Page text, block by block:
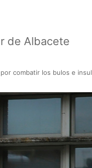
de Albacete
combatir los bulos e